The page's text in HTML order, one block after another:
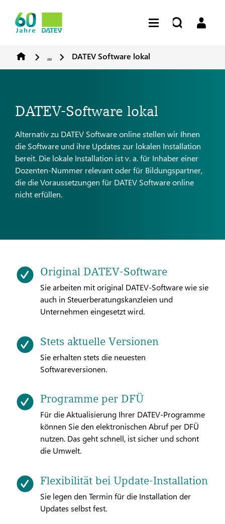
... DATEV Software lokal
DATEV-Software lokal
Alternativ zu DATEV Software online stellen wir Ihnen
die Software und ihre Updates zur lokalen Installation
bereit. Die lokale Installation ist v. a. für Inhaber einer
Dozenten-Nummer relevant oder für Bildungspartner,
die die Voraussetzungen für DATEV Software online
nicht erfüllen.
Original DATEV-Software
Sie arbeiten mit original DATEV-Software wie sie
auch in Steuerberatungskanzleien und
Unternehmen eingesetzt wird.
Stets aktuelle Versionen
Sie erhalten stets die neuesten
Softwareversionen.
Programme per DFÜ
Für die Aktualisierung Ihrer DATEV-Programme
können Sie den elektronischen Abruf per DFÜ
nutzen. Das geht schnell, ist sicher und schont
die Umwelt.
Flexibilität bei Update-Installation
Sie legen den Termin für die Installation der
Updates selbst fest.